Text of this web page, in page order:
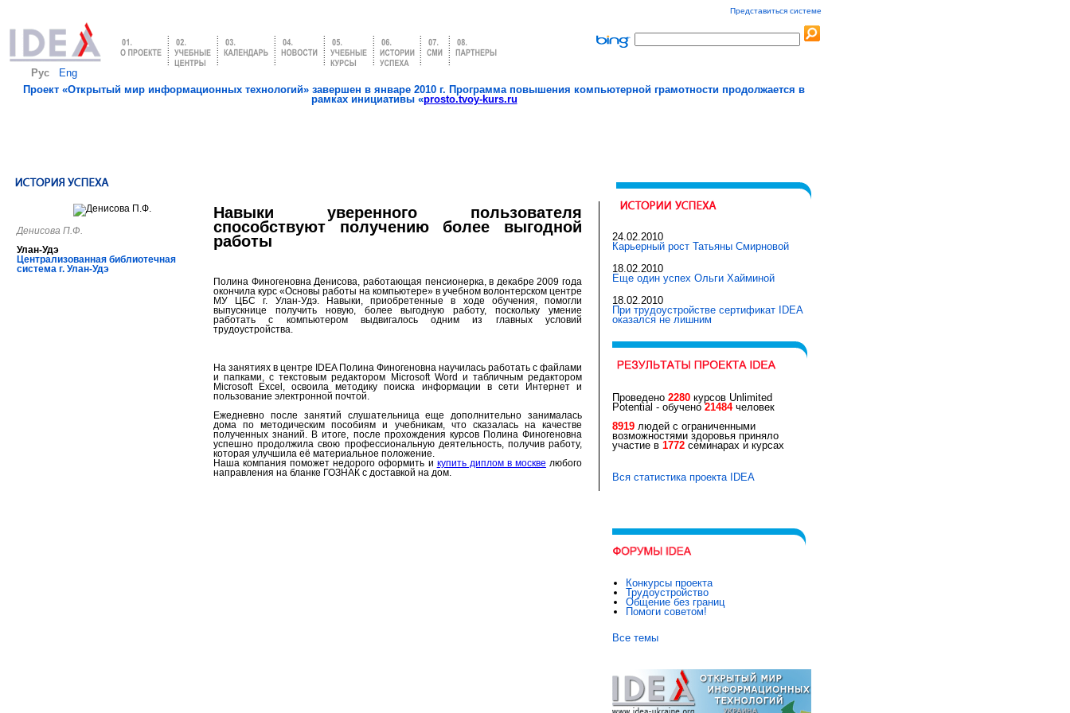
Представиться системе
Рус
Eng
Проект «Открытый мир информационных технологий» завершен в январе 2010 г. Программа повышения компьютерной грамотности продолжается в
рамках инициативы «prosto.tvoy-kurs.ru
Денисова П.Ф.
Улан-Удэ
Централизованная библиотечная
система г. Улан-Удэ
Навыки уверенного пользователя
способствуют получению более выгодной
работы
Полина Финогеновна Денисова, работающая пенсионерка, в декабре 2009 года
окончила курс «Основы работы на компьютере» в учебном волонтерском центре
МУ ЦБС г. Улан-Удэ. Навыки, приобретенные в ходе обучения, помогли
выпускнице получить новую, более выгодную работу, поскольку умение
работать с компьютером выдвигалось одним из главных условий
трудоустройства.
На занятиях в центре IDEA Полина Финогеновна научилась работать с файлами
и папками, с текстовым редактором Microsoft Word и табличным редактором
Microsoft Excel, освоила методику поиска информации в сети Интернет и
пользование электронной почтой.
Ежедневно после занятий слушательница еще дополнительно занималась
дома по методическим пособиям и учебникам, что сказалась на качестве
полученных знаний. В итоге, после прохождения курсов Полина Финогеновна
успешно продолжила свою профессиональную деятельность, получив работу,
которая улучшила её материальное положение.
Наша компания поможет недорого оформить и купить диплом в москве любого
направления на бланке ГОЗНАК с доставкой на дом.
24.02.2010
Карьерный рост Татьяны Смирновой
18.02.2010
Еще один успех Ольги Хайминой
18.02.2010
При трудоустройстве сертификат IDEA
оказался не лишним
Проведено 2280 курсов Unlimited
Potential - обучено21484человек
8919 людей с ограниченными
возможностями здоровья приняло
участие в 1772 семинарах и курсах
Вся статистика проекта IDEA
Конкурсы проекта
Трудоустройство
Общение без границ
Помоги советом!
Все темы